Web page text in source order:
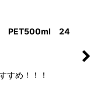
PET500ml 24
すめ！！！